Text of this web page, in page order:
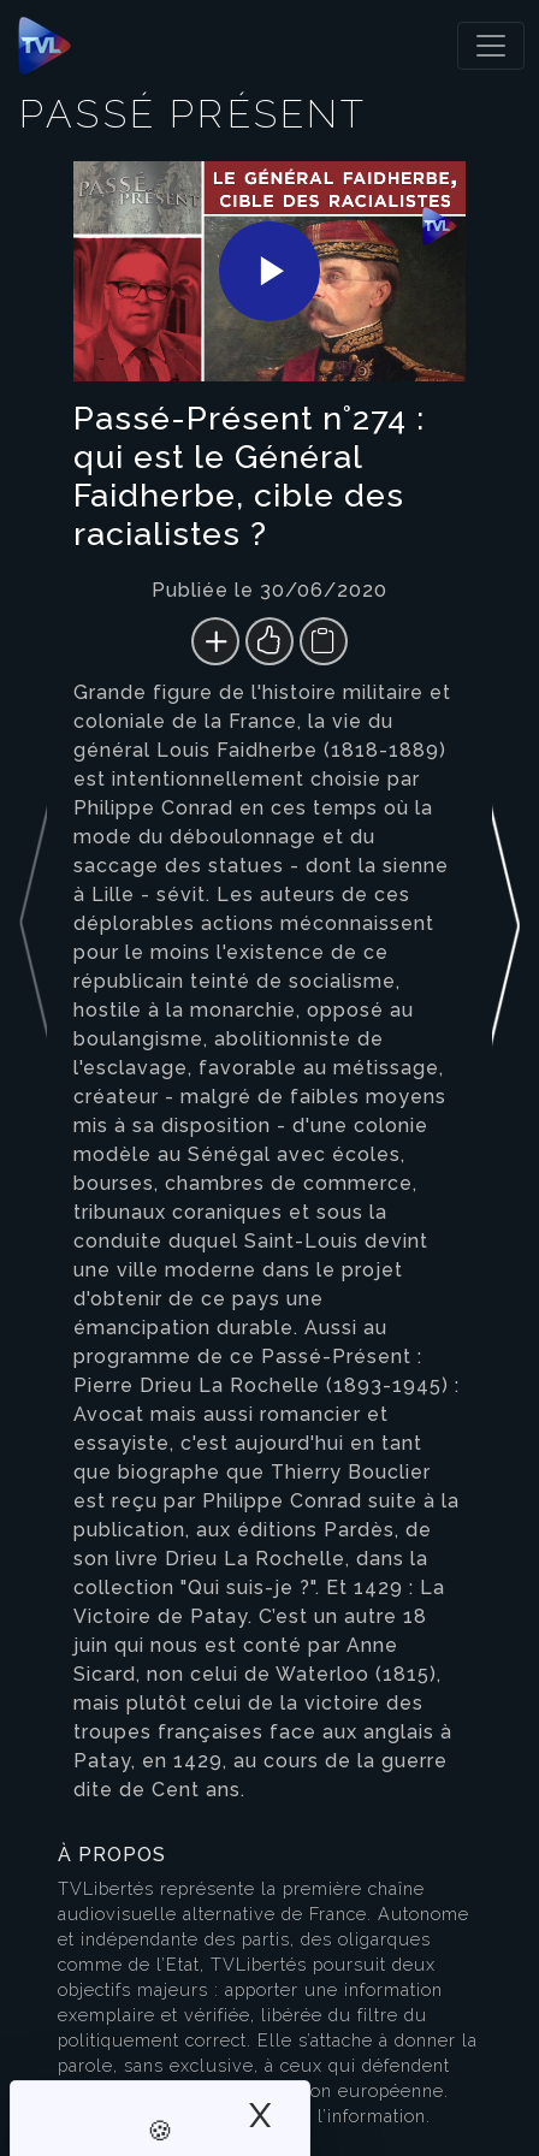
Panneau de gestion des cookies
X Masquer le
PASSÉ PRÉSENT
Play
Video
Passé-Présent n°274 :
qui est le Général
Faidherbe, cible des
racialistes ?
Publiée le 30/06/2020
Grande figure de l'histoire militaire et
coloniale de la France, la vie du
général Louis Faidherbe (1818-1889)
est intentionnellement choisie par
Philippe Conrad en ces temps où la
mode du déboulonnage et du
saccage des statues - dont la sienne
à Lille - sévit. Les auteurs de ces
déplorables actions méconnaissent
pour le moins l'existence de ce
républicain teinté de socialisme,
hostile à la monarchie, opposé au
boulangisme, abolitionniste de
l'esclavage, favorable au métissage,
créateur - malgré de faibles moyens
mis à sa disposition - d'une colonie
modèle au Sénégal avec écoles,
bourses, chambres de commerce,
tribunaux coraniques et sous la
conduite duquel Saint-Louis devint
une ville moderne dans le projet
d'obtenir de ce pays une
émancipation durable. Aussi au
programme de ce Passé-Présent :
Pierre Drieu La Rochelle (1893-1945) :
Avocat mais aussi romancier et
essayiste, c'est aujourd'hui en tant
que biographe que Thierry Bouclier
est reçu par Philippe Conrad suite à la
publication, aux éditions Pardès, de
son livre Drieu La Rochelle, dans la
collection "Qui suis-je ?". Et 1429 : La
Victoire de Patay. C’est un autre 18
juin qui nous est conté par Anne
Sicard, non celui de Waterloo (1815),
mais plutôt celui de la victoire des
troupes françaises face aux anglais à
Patay, en 1429, au cours de la guerre
dite de Cent ans.
À PROPOS
TVLibertés représente la première chaîne
audiovisuelle alternative de France. Autonome
et indépendante des partis, des oligarques
comme de l’Etat, TVLibertés poursuit deux
objectifs majeurs : apporter une information
exemplaire et vérifiée, libérée du filtre du
politiquement correct. Elle s’attache à donner la
parole, sans exclusive, à ceux qui défendent
l’esprit français et la civilisation européenne.
TVLibertés est à la pointe de l’information.